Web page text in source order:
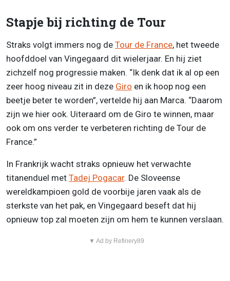
Stapje bij richting de Tour
Straks volgt immers nog de Tour de France, het tweede
hoofddoel van Vingegaard dit wielerjaar. En hij ziet
zichzelf nog progressie maken. “Ik denk dat ik al op een
zeer hoog niveau zit in deze Giro en ik hoop nog een
beetje beter te worden”, vertelde hij aan Marca. “Daarom
zijn we hier ook. Uiteraard om de Giro te winnen, maar
ook om ons verder te verbeteren richting de Tour de
France.”
In Frankrijk wacht straks opnieuw het verwachte
titanenduel met Tadej Pogacar. De Sloveense
wereldkampioen gold de voorbije jaren vaak als de
sterkste van het pak, en Vingegaard beseft dat hij
opnieuw top zal moeten zijn om hem te kunnen verslaan.
▼ Ad by Refinery89